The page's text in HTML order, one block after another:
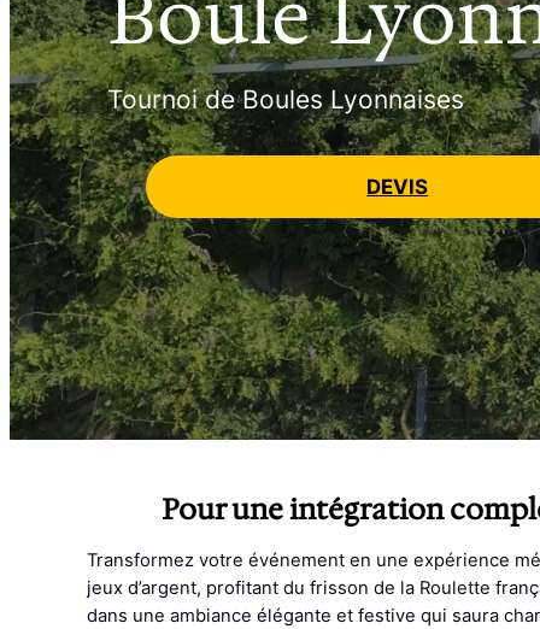
Tournoi de Boules Lyonnaises
DEVIS
Pour une intégration
Transformez votre événement en une expérience
jeux d’argent, profitant du frisson de la Roulette
dans une ambiance élégante et festive qui saura